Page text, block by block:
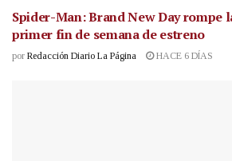
Spider-Man: Brand New Day rompe
primer fin de semana de estreno
por Redacción Diario La Página HACE 6 DÍAS